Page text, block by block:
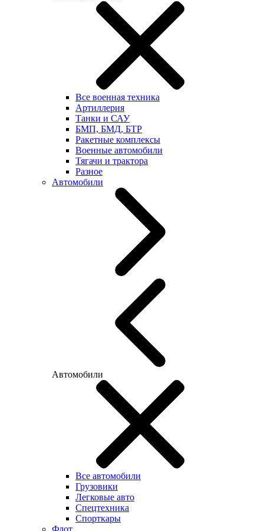
Все военная техника
Артиллерия
Танки и САУ
БМП, БМД, БТР
Ракетные комплексы
Военные автомобили
Тягачи и трактора
Разное
Автомобили
Автомобили
Все автомобили
Грузовики
Легковые авто
Спецтехника
Спорткары
Флот